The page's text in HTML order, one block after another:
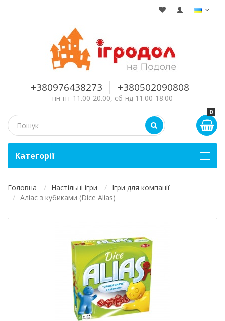
+380976438273 +380502090808
пн-пт 11.00-20.00, сб-нд 11.00-18.00
0
Kатегорії
Головна Настільні ігри
Ігри для компанії
Аліас з кубиками (Dice Alias)